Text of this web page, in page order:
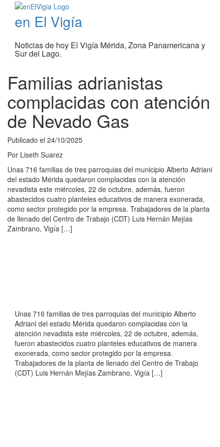
en El Vigía
Noticias de hoy El Vigía Mérida, Zona Panamericana y
Sur del Lago.
Familias adrianistas
complacidas con atención
de Nevado Gas
Publicado el 24/10/2025
Por Liseth Suarez
Unas 716 familias de tres parroquias del municipio Alberto Adriani
del estado Mérida quedaron complacidas con la atención
nevadista este miércoles, 22 de octubre, además, fueron
abastecidos cuatro planteles educativos de manera exonerada,
como sector protegido por la empresa. Trabajadores de la planta
de llenado del Centro de Trabajo (CDT) Luis Hernán Mejías
Zambrano, Vigía […]
Unas 716 familias de tres parroquias del municipio Alberto
Adriani del estado Mérida quedaron complacidas con la
atención nevadista este miércoles, 22 de octubre, además,
fueron abastecidos cuatro planteles educativos de manera
exonerada, como sector protegido por la empresa.
Trabajadores de la planta de llenado del Centro de Trabajo
(CDT) Luis Hernán Mejías Zambrano, Vigía […]